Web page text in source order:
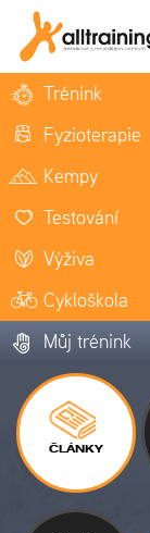
Trénink
Fyzioterapie
Kempy
Testování
Výživa
Cykloškola
Můj trénink
ČLÁNKY